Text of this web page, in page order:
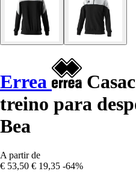
Errea
treino para
Bea
A partir de
€ 53,50 € 19,35 -64%